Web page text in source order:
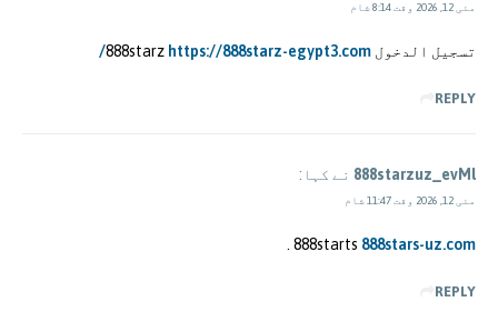
مئی 12, 2026 وقت 8:14 شام
تسجيل الدخول 888starz https://888starz-egypt3.com/
REPLY
888starzuz_evMl نے کہا:
مئی 12, 2026 وقت 11:47 شام
888starts 888stars-uz.com
.
REPLY